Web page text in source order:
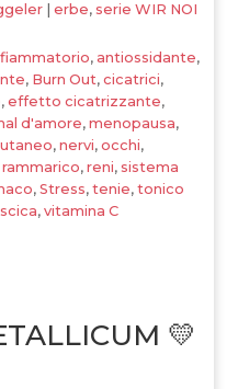
|erbe,serie WIR NOI
, antiossidante,
, Burn Out,cicatrici,
,effetto cicatrizzante,
d'amore,menopausa,
,nervi,occhi,
rammarico,reni,sistema
,Stress,tenie,tonico
,vitamina C
💛